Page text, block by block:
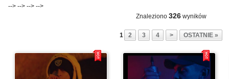
--> --> --> -->
Znaleziono 326 wyników
1 2 3 4 > OSTATNIE »